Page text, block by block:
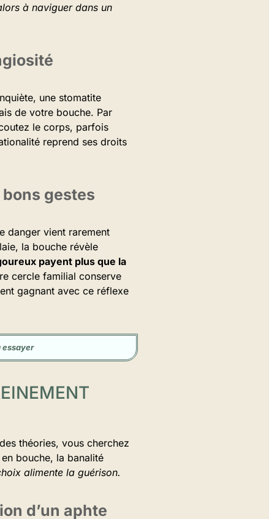
à naviguer dans un
une stomatite
de votre bouche. Par
le corps, parfois
reprend ses droits
gestes
danger vient rarement
la bouche révèle
payent plus que la
cercle familial conserve
gagnant avec ce réflexe
essayer
théories, vous cherchez
bouche, la banalité
alimente la guérison.
d’un aphte